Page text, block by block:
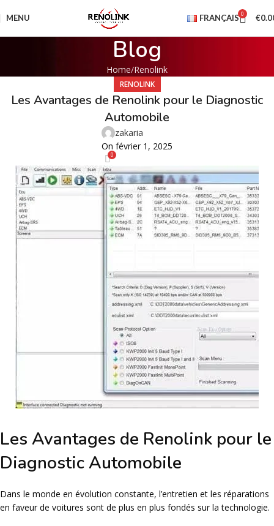
MENU FRANÇAIS 0 €
Blog
Home Renolink
RENOLINK
Les Avantages de Renolink pour le Diagnostic
Automobile
zakaria
On février 1, 2025
0
Les Avantages de Renolink pour le
Diagnostic Automobile
Dans le monde en évolution constante, l’entretien et les réparations
en faveur de voitures sont de plus en plus fondés sur la technologie.